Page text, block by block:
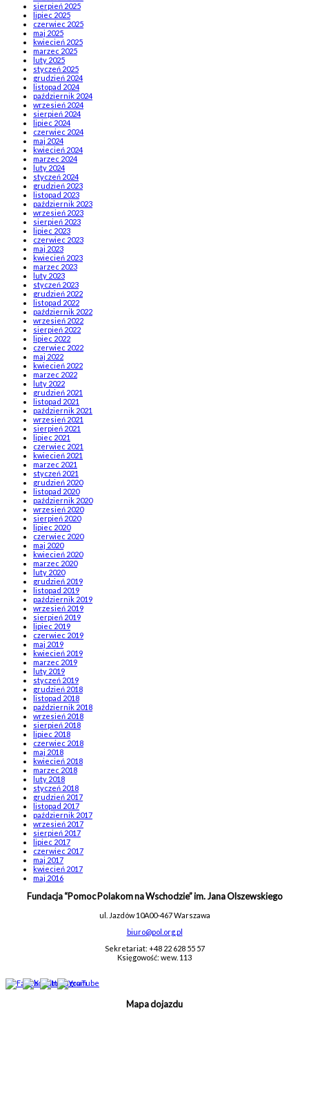
sierpień 2025
lipiec 2025
czerwiec 2025
maj 2025
kwiecień 2025
marzec 2025
luty 2025
styczeń 2025
grudzień 2024
listopad 2024
październik 2024
wrzesień 2024
sierpień 2024
lipiec 2024
czerwiec 2024
maj 2024
kwiecień 2024
marzec 2024
luty 2024
styczeń 2024
grudzień 2023
listopad 2023
październik 2023
wrzesień 2023
sierpień 2023
lipiec 2023
czerwiec 2023
maj 2023
kwiecień 2023
marzec 2023
luty 2023
styczeń 2023
grudzień 2022
listopad 2022
październik 2022
wrzesień 2022
sierpień 2022
lipiec 2022
czerwiec 2022
maj 2022
kwiecień 2022
marzec 2022
luty 2022
grudzień 2021
listopad 2021
październik 2021
wrzesień 2021
sierpień 2021
lipiec 2021
czerwiec 2021
kwiecień 2021
marzec 2021
styczeń 2021
grudzień 2020
listopad 2020
październik 2020
wrzesień 2020
sierpień 2020
lipiec 2020
czerwiec 2020
maj 2020
kwiecień 2020
marzec 2020
luty 2020
grudzień 2019
listopad 2019
październik 2019
wrzesień 2019
sierpień 2019
lipiec 2019
czerwiec 2019
maj 2019
kwiecień 2019
marzec 2019
luty 2019
styczeń 2019
grudzień 2018
listopad 2018
październik 2018
wrzesień 2018
sierpień 2018
lipiec 2018
czerwiec 2018
maj 2018
kwiecień 2018
marzec 2018
luty 2018
styczeń 2018
grudzień 2017
listopad 2017
październik 2017
wrzesień 2017
sierpień 2017
lipiec 2017
czerwiec 2017
maj 2017
kwiecień 2017
maj 2016
Fundacja “Pomoc Polakom na Wschodzie” im. Jana Olszewskiego
ul. Jazdów 10A00-467 Warszawa
biuro@pol.org.pl
Sekretariat: +48 22 628 55 57
Księgowość: wew. 113
Mapa dojazdu